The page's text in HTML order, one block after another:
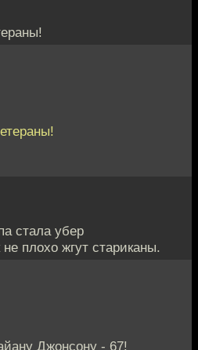
стала убер
плохо жгут стариканы.
Джонсону - 67!